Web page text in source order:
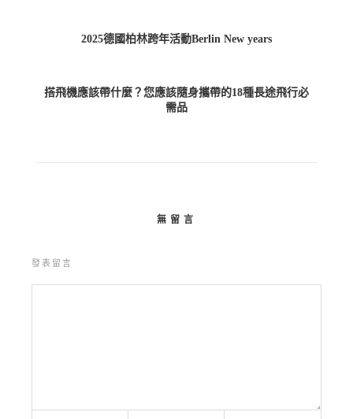
2025德國柏林跨年活動Berlin New years
搭飛機應該帶什麼？您應該隨身攜帶的18種長途飛行必
需品
無留言
發表留言